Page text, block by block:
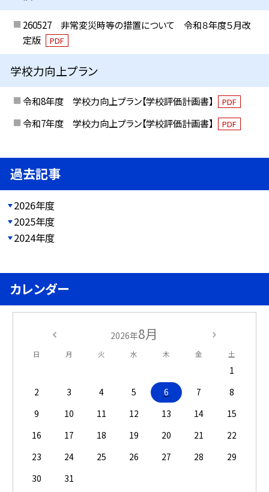
260527 非常変災時等の措置について 令和８年度５月改
定版
PDF
学校力向上プラン
令和8年度 学校力向上プラン【学校評価計画書】 PDF
令和7年度 学校力向上プラン【学校評価計画書】 PDF
過去記事
2026年度
2025年度
2024年度
カレンダー
2026年8月
日 月 火 水 木 金 土
1
2
3 4 5 6 7
8
9
10 11 12 13 14
15
16
17 18 19 20 21
22
23
24 25 26 27 28
29
30
31